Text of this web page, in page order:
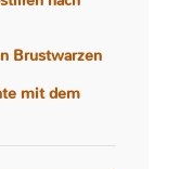
Brustwarzen
mit dem